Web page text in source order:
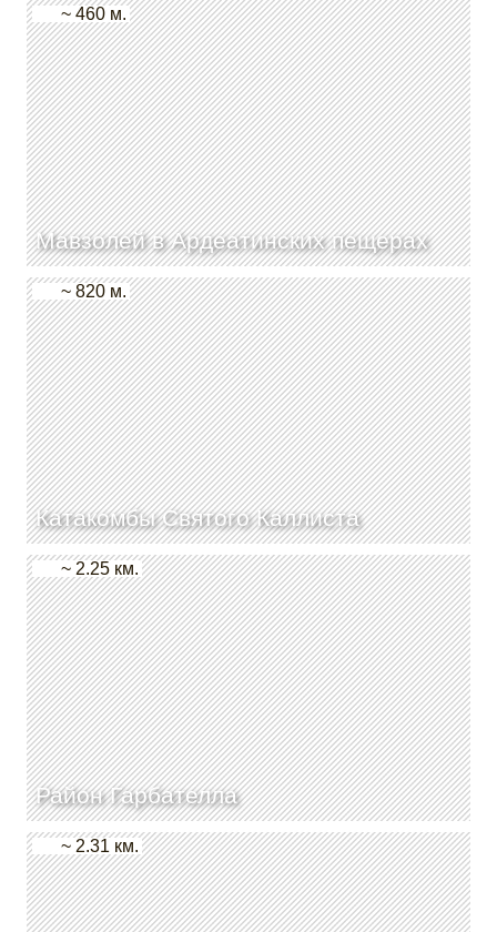
Мавзолей в Ардеатинских пещерах
~ 460 м.
Катакомбы Святого Каллиста
~ 820 м.
Район Гарбателла
~ 2.25 км.
~ 2.31 км.